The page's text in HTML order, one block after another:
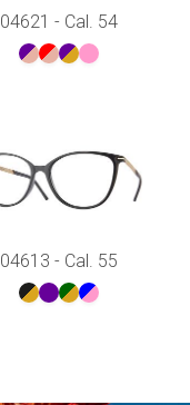
04621 - Cal. 54
04613 - Cal. 55